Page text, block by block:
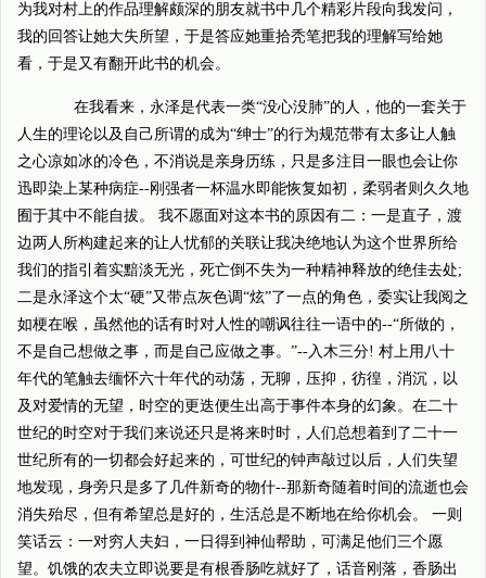
为我对村上的作品理解颇深的朋友就书中几个精彩片段向我发问，
我的回答让她大失所望，于是答应她重拾秃笔把我的理解写给她
看，于是又有翻开此书的机会。
在我看来，永泽是代表一类“没心没肺”的人，他的一套关于
人生的理论以及自己所谓的成为“绅士”的行为规范带有太多让人触
之心凉如冰的冷色，不消说是亲身历练，只是多注目一眼也会让你
迅即染上某种病症--刚强者一杯温水即能恢复如初，柔弱者则久久地
囿于其中不能自拔。 我不愿面对这本书的原因有二：一是直子，渡
边两人所构建起来的让人忧郁的关联让我决绝地认为这个世界所给
我们的指引着实黯淡无光，死亡倒不失为一种精神释放的绝佳去处;
二是永泽这个太“硬”又带点灰色调“炫”了一点的角色，委实让我阅之
如梗在喉，虽然他的话有时对人性的嘲讽往往一语中的--“所做的，
不是自己想做之事，而是自己应做之事。”--入木三分! 村上用八十
年代的笔触去缅怀六十年代的动荡，无聊，压抑，彷徨，消沉，以
及对爱情的无望，时空的更迭便生出高于事件本身的幻象。在二十
世纪的时空对于我们来说还只是将来时时，人们总想着到了二十一
世纪所有的一切都会好起来的，可世纪的钟声敲过以后，人们失望
地发现，身旁只是多了几件新奇的物什--那新奇随着时间的流逝也会
消失殆尽，但有希望总是好的，生活总是不断地在给你机会。 一则
笑话云：一对穷人夫妇，一日得到神仙帮助，可满足他们三个愿
望。饥饿的农夫立即说要是有根香肠吃就好了，话音刚落，香肠出